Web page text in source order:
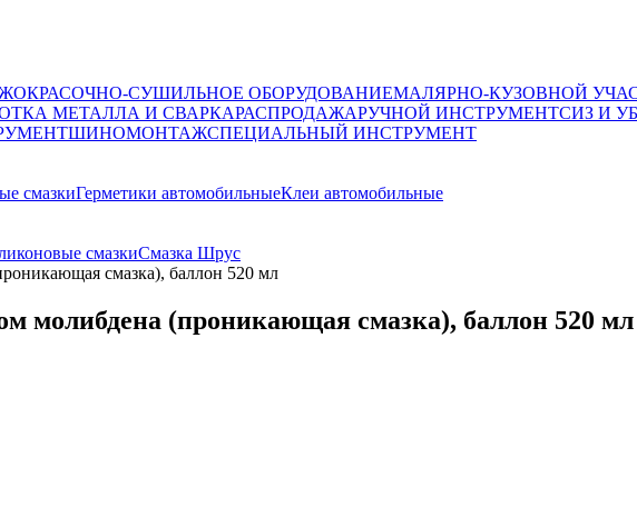
ОКРАСОЧНО-СУШИЛЬНОЕ ОБОРУДОВАНИЕМАЛЯРНО-КУЗОВНОЙ
МЕТАЛЛА И СВАРКАРАСПРОДАЖАРУЧНОЙ ИНСТРУМЕНТСИЗ И
ШИНОМОНТАЖСПЕЦИАЛЬНЫЙ ИНСТРУМЕНТ
смазкиГерметики автомобильныеКлеи автомобильные
смазкиСмазка Шрус
смазка), баллон 520 мл
молибдена (проникающая смазка), баллон 520 мл